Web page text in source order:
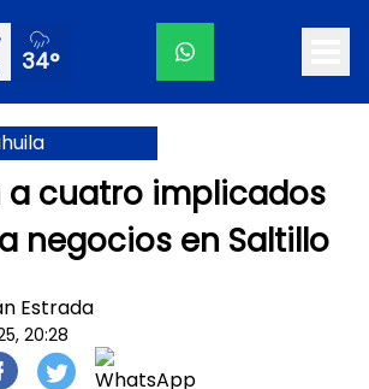
34°
cuatro implicados
negocios en Saltillo
Estrada
20:28